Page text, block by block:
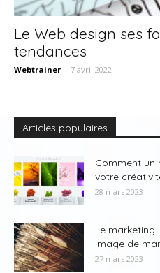
Le Web design ses
tendances
Webtrainer - 7 avril 2022
Articles populaires
Comment
votre
28 mars 2023
Le marketing
image de
27 mars 2023